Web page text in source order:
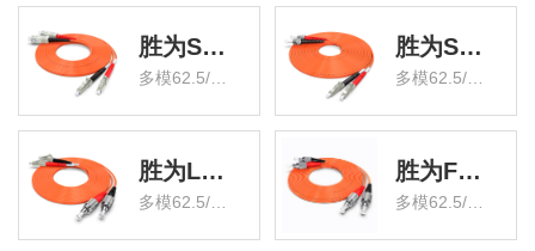
胜为SC/UPC-LC/UPC多模双芯光纤跳线 胜为ST/UPC-LC/UPC多模双芯光纤跳线
胜为LC/UPC-FC/UPC多模双芯光纤跳线 胜为FC/UPC-FC/UPC多模双芯光纤跳线